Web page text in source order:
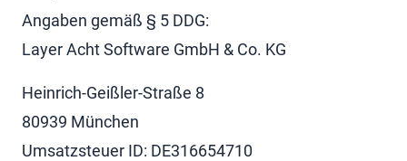
Angaben gemäß § 5 DDG:
Layer Acht Software GmbH & Co. KG
Heinrich-Geißler-Straße 8
80939 München
Umsatzsteuer ID: DE316654710